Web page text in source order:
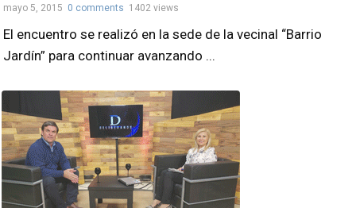
mayo 5, 2015 0 comments 1402 views
El encuentro se realizó en la sede de la vecinal “Barrio
Jardín” para continuar avanzando ...